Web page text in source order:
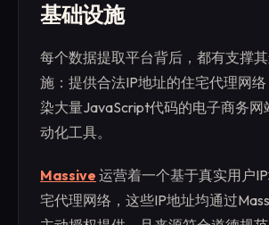
基础设施
每个数据提取平台背后，都有支撑
施：提供合法IP地址的住宅代理网
染大量JavaScript代码的电子商务网
动化工具。
Massive 运营着一个基于真实用户
宅代理网络，这些IP地址均通过